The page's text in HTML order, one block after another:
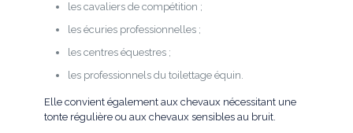
les cavaliers de compétition ;
les écuries professionnelles ;
les centres équestres ;
les professionnels du toilettage équin.
Elle convient également aux chevaux nécessitant une
tonte régulière ou aux chevaux sensibles au bruit.